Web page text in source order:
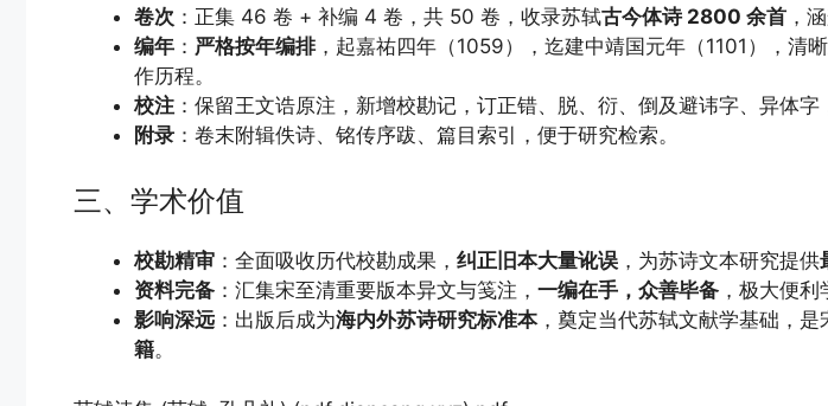
卷次 ：正集 46 卷 + 补编 4 卷，共 50 卷，收录苏轼古今体诗 2800 余首 ，
编年 ： 严格按年编排，起嘉祐四年（1059），迄建中靖国元年（1101），清
作历程。
校注 ：保留王文诰原注，新增校勘记，订正错、脱、衍、倒及避讳字、异体字
附录 ：卷末附辑佚诗、铭传序跋、篇目索引，便于研究检索。
三、学术价值
校勘精审 ：全面吸收历代校勘成果， 纠正旧本大量讹误 ，为苏诗文本研究提供
资料完备 ：汇集宋至清重要版本异文与笺注， 一编在手，众善毕备 ，极大便利
影响深远 ：出版后成为海内外苏诗研究标准本，奠定当代苏轼文献学基础，是
籍。